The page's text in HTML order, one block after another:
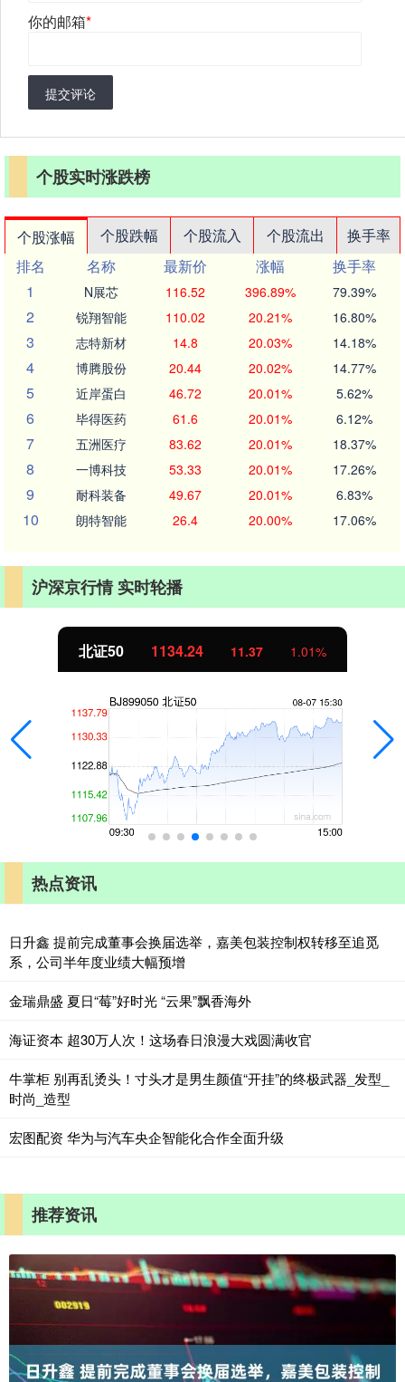
你的邮箱*
提交评论
个股实时涨跌榜
个股涨幅 个股跌幅 个股流入 个股流出
换手率
排名
名称 最新价 涨幅
换手率
1
N展芯 116.52 396.89% 79.39%
2 锐翔智能 110.02 20.21% 16.80%
3 志特新材 14.8 20.03% 14.18%
4 博腾股份 20.44 20.02% 14.77%
5 近岸蛋白 46.72 20.01% 5.62%
6 毕得医药 61.6 20.01% 6.12%
7 五洲医疗 83.62 20.01% 18.37%
8 一博科技 53.33 20.01% 17.26%
9 耐科装备 49.67 20.01% 6.83%
10 朗特智能 26.4 20.00% 17.06%
沪深京行情 实时轮播
北证50 1134.24 11.37 1.01%
热点资讯
日升鑫 提前完成董事会换届选举，嘉美包装控制权转移至追觅
系，公司半年度业绩大幅预增
金瑞鼎盛 夏日“莓”好时光 “云果”飘香海外
海证资本 超30万人次！这场春日浪漫大戏圆满收官
牛掌柜 别再乱烫头！寸头才是男生颜值“开挂”的终极武器_发型_
时尚_造型
宏图配资 华为与汽车央企智能化合作全面升级
推荐资讯